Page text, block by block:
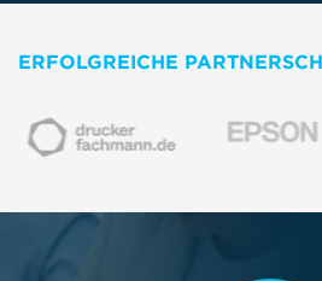
ERFOLGREICHE